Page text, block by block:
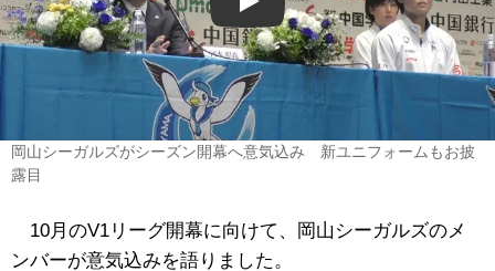
Play
岡山シーガルズがシーズン開幕へ意気込み 新ユニフォームもお披
露目
10月のV1リーグ開幕に向けて、岡山シーガルズのメ
ンバーが意気込みを語りました。